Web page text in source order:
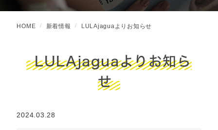
HOME 新着情報 LULAjaguaよりお知らせ
LULAjaguaよりお知ら
せ
2024.03.28